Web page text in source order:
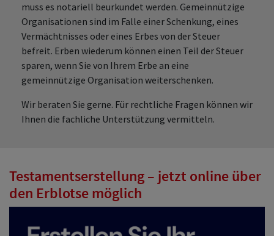
muss es notariell beurkundet werden. Gemeinnützige
Organisationen sind im Falle einer Schenkung, eines
Vermächtnisses oder eines Erbes von der Steuer
befreit. Erben wiederum können einen Teil der Steuer
sparen, wenn Sie von Ihrem Erbe an eine
gemeinnützige Organisation weiterschenken.
Wir beraten Sie gerne. Für rechtliche Fragen können wir
Ihnen die fachliche Unterstützung vermitteln.
Testamentserstellung – jetzt online über
den Erblotse möglich